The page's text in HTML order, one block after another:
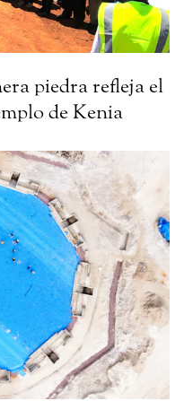
piedra refleja el
de Kenia